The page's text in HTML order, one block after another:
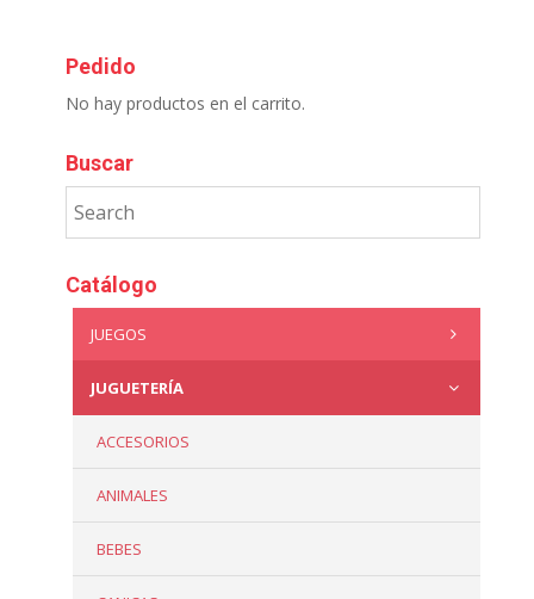
Pedido
No hay productos en el carrito.
Buscar
Catálogo
JUEGOS
JUGUETERÍA
ACCESORIOS
ANIMALES
BEBES